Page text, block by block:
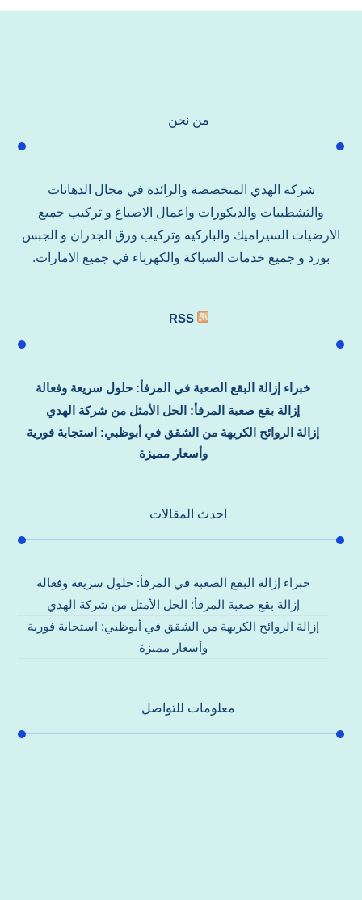
من نحن
شركة الهدي المتخصصة والرائدة في مجال الدهانات
والتشطيبات والديكورات واعمال الاصباغ و تركيب جميع
الارضيات السيراميك والباركيه وتركيب ورق الجدران و الجبس
بورد و جميع خدمات السباكة والكهرباء في جميع الامارات.
RSS
خبراء إزالة البقع الصعبة في المرفأ: حلول سريعة وفعالة
إزالة بقع صعبة المرفأ: الحل الأمثل من شركة الهدي
إزالة الروائح الكريهة من الشقق في أبوظبي: استجابة فورية
وأسعار مميزة
احدث المقالات
خبراء إزالة البقع الصعبة في المرفأ: حلول سريعة وفعالة
إزالة بقع صعبة المرفأ: الحل الأمثل من شركة الهدي
إزالة الروائح الكريهة من الشقق في أبوظبي: استجابة فورية
وأسعار مميزة
معلومات للتواصل